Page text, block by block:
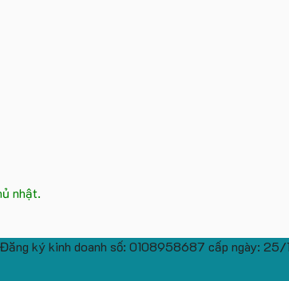
nhật.
Đăng ký kinh doanh số: 0108958687 cấp ngày: